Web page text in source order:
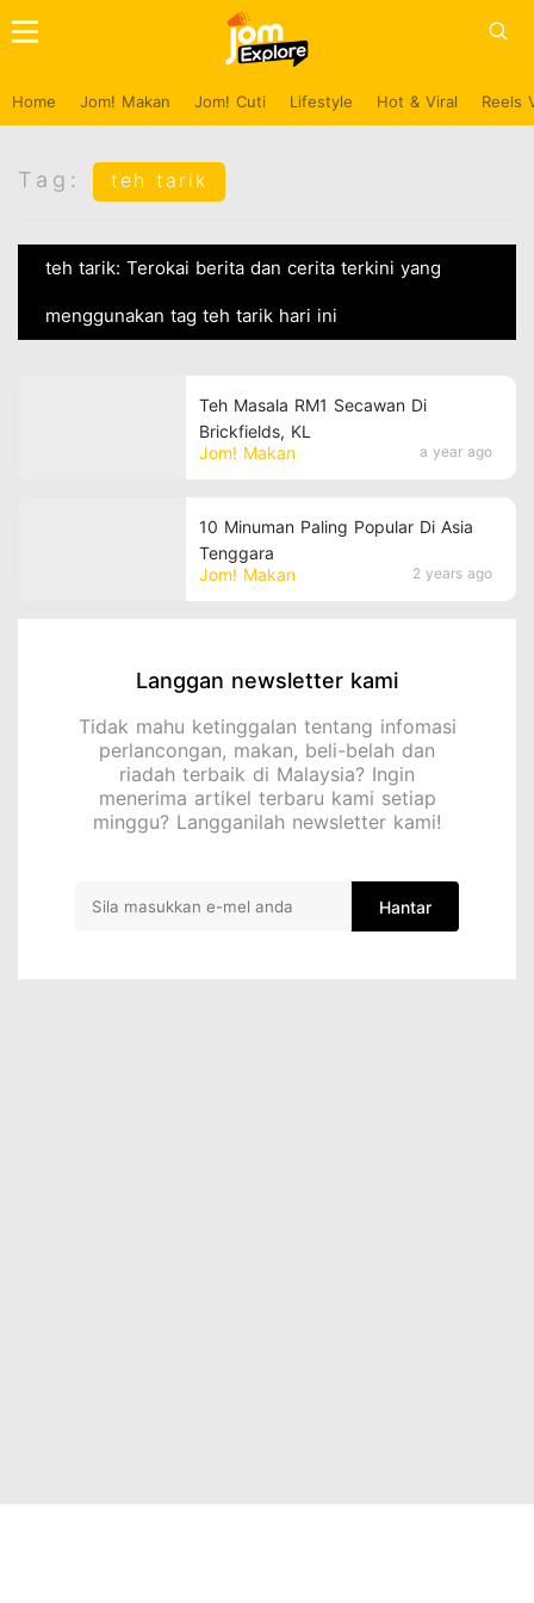
Home Jom! Makan Jom! Cuti Lifestyle Hot & Viral Reels
Tag: teh tarik
teh tarik: Terokai berita dan cerita terkini yang
menggunakan tag teh tarik hari ini
Jom! Makan a year ago
Teh Masala RM1 Secawan Di
Brickfields, KL
Jom! Makan 2 years ago
10 Minuman Paling Popular Di Asia
Tenggara
Langgan newsletter kami
Tidak mahu ketinggalan tentang infomasi
perlancongan, makan, beli-belah dan
riadah terbaik di Malaysia? Ingin
menerima artikel terbaru kami setiap
minggu? Langganilah newsletter kami!
Hantar